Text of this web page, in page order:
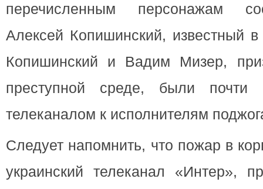
перечисленным персонажам
Алексей Копишинский, известный в
Копишинский и Вадим Мизер,
преступной среде, были почти
телеканалом к исполнителям
Следует напомнить, что пожар в
украинский телеканал «Интер»,